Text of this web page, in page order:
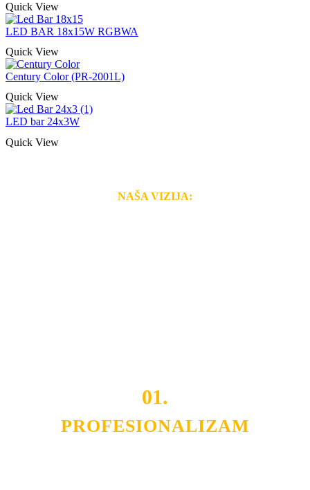
Quick View
LED BAR 18x15W RGBWA
Quick View
Century Color (PR-2001L)
Quick View
LED bar 24x3W
Quick View
NAŠA VIZIJA:
01.
PROFESIONALIZAM